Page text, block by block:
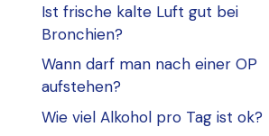
Ist frische kalte Luft gut bei
Bronchien?
Wann darf man nach einer OP
aufstehen?
Wie viel Alkohol pro Tag ist ok?